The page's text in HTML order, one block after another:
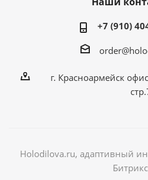
+7 (910)
г. Красноармейск
Holodilova.ru, адаптивный